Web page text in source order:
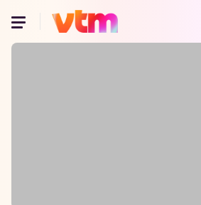
Oeps, browser niet